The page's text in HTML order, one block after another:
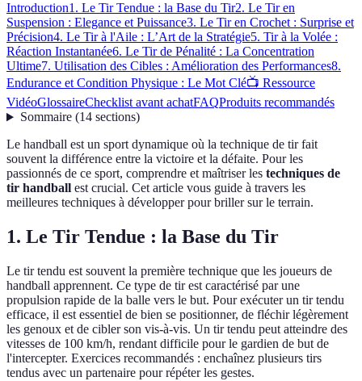
Introduction1. Le Tir Tendue : la Base du Tir2. Le Tir en
Suspension : Elegance et Puissance3. Le Tir en Crochet : Surprise et
Précision4. Le Tir à l'Aile : L’Art de la Stratégie5. Tir à la Volée :
Réaction Instantanée6. Le Tir de Pénalité : La Concentration
Ultime7. Utilisation des Cibles : Amélioration des Performances8.
Endurance et Condition Physique : Le Mot Clé📺 Ressource
VidéoGlossaireChecklist avant achatFAQProduits recommandés
Sommaire(14 sections)
Le handball est un sport dynamique où la technique de tir fait
souvent la différence entre la victoire et la défaite. Pour les
passionnés de ce sport, comprendre et maîtriser les techniques de
tir handball est crucial. Cet article vous guide à travers les
meilleures techniques à développer pour briller sur le terrain.
1. Le Tir Tendue : la Base du Tir
Le tir tendu est souvent la première technique que les joueurs de
handball apprennent. Ce type de tir est caractérisé par une
propulsion rapide de la balle vers le but. Pour exécuter un tir tendu
efficace, il est essentiel de bien se positionner, de fléchir légèrement
les genoux et de cibler son vis-à-vis. Un tir tendu peut atteindre des
vitesses de 100 km/h, rendant difficile pour le gardien de but de
l'intercepter. Exercices recommandés : enchaînez plusieurs tirs
tendus avec un partenaire pour répéter les gestes.